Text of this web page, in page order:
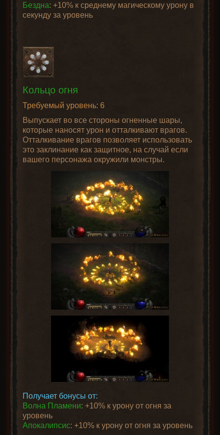
Бездна: +10% к среднему магическому урону в
секунду за уровень
Кольцо огня
Требуемый уровень: 6
Выпускает во все стороны огненные шары,
которые наносят урон и отталкивают врагов.
Отталкивание врагов позволяет использовать
это заклинание как защитное, на случай если
вашего персонажа окружили монстры.
Получает бонусы от:
Волна Пламени: +10% к урону от огня за
уровень
Апокалипсис: +10% к урону от огня за уровень